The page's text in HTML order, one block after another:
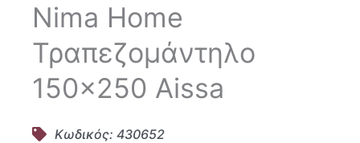
Nima Home
Τραπεζομάντηλο
150×250 Aissa
Κωδικός: 430652